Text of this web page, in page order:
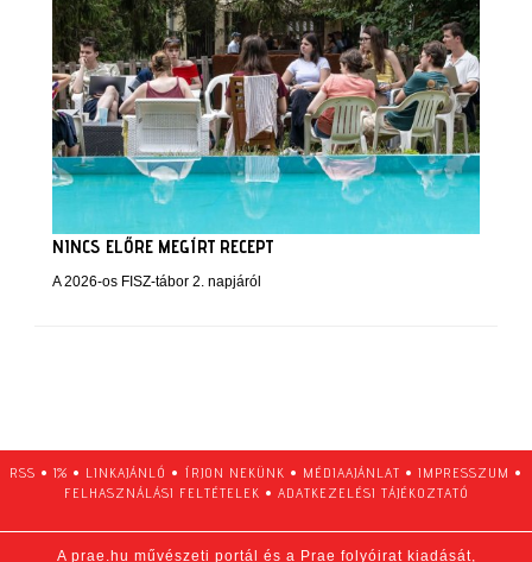
NINCS ELŐRE MEGÍRT RECEPT
A 2026-os FISZ-tábor 2. napjáról
RSS • 1% • LINKAJÁNLÓ • ÍRJON NEKÜNK • MÉDIAAJÁNLAT • IMPRESSZUM •
FELHASZNÁLÁSI FELTÉTELEK • ADATKEZELÉSI TÁJÉKOZTATÓ
A prae.hu művészeti portál és a Prae folyóirat kiadását,